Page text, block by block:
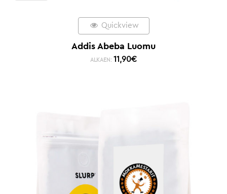
Quickview
Addis Abeba Luomu
ALKAEN: 11,90€